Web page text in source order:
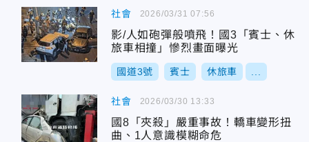
社會
影/人如砲彈般噴飛！國3「賓士、休
旅車相撞」慘烈畫面曝光
國道3號 賓士 休旅車
2026/03/31 07:56
社會
國8「夾殺」嚴重事故！轎車變形扭
曲、1人意識模糊命危
2026/03/30 13:33